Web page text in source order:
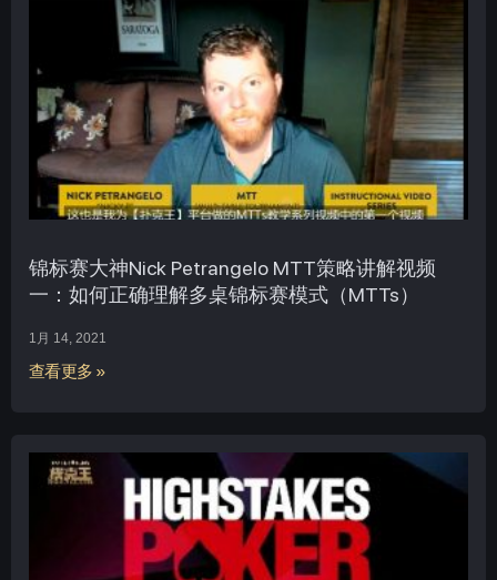
锦标赛大神Nick Petrangelo MTT策略讲解视频
一：如何正确理解多桌锦标赛模式（MTTs）
1月 14, 2021
查看更多 »